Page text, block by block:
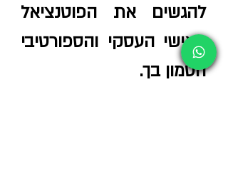
להגשים את הפוטנציאל
האישי העסקי והספורטיבי
הטמון בך.